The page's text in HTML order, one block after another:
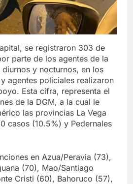
se registraron 303 de
parte de los agentes de la
y nocturnos, en los
agentes policiales realizaron
Esta cifra, representa el
de la DGM, a la cual le
las provincias La Vega
casos (10.5%) y Pedernales
en Azua/Peravia (73),
(70), Mao/Santiago
Cristi (60), Bahoruco (57),